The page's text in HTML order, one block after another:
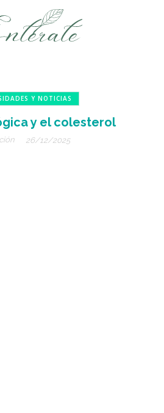
Y NOTICIAS
y el colesterol
26/12/2025